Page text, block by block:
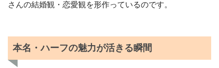
さんの結婚観・恋愛観を形作っているのです。
本名・ハーフの魅力が活きる瞬間